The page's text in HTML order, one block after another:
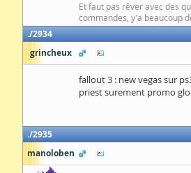
Et faut pas rêver avec des
commandes, y'a beaucoup
2934
grincheux
fallout 3 : new vegas sur
priest surement promo
2935
manoloben